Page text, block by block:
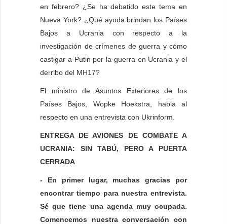
en febrero? ¿Se ha debatido este tema en
Nueva York? ¿Qué ayuda brindan los Países
Bajos a Ucrania con respecto a la
investigación de crímenes de guerra y cómo
castigar a Putin por la guerra en Ucrania y el
derribo del MH17?
El ministro de Asuntos Exteriores de los
Países Bajos, Wopke Hoekstra, habla al
respecto en una entrevista con Ukrinform.
ENTREGA DE AVIONES DE COMBATE A
UCRANIA: SIN TABÚ, PERO A PUERTA
CERRADA
- En primer lugar, muchas gracias por
encontrar tiempo para nuestra entrevista.
Sé que tiene una agenda muy ocupada.
Comencemos nuestra conversación con